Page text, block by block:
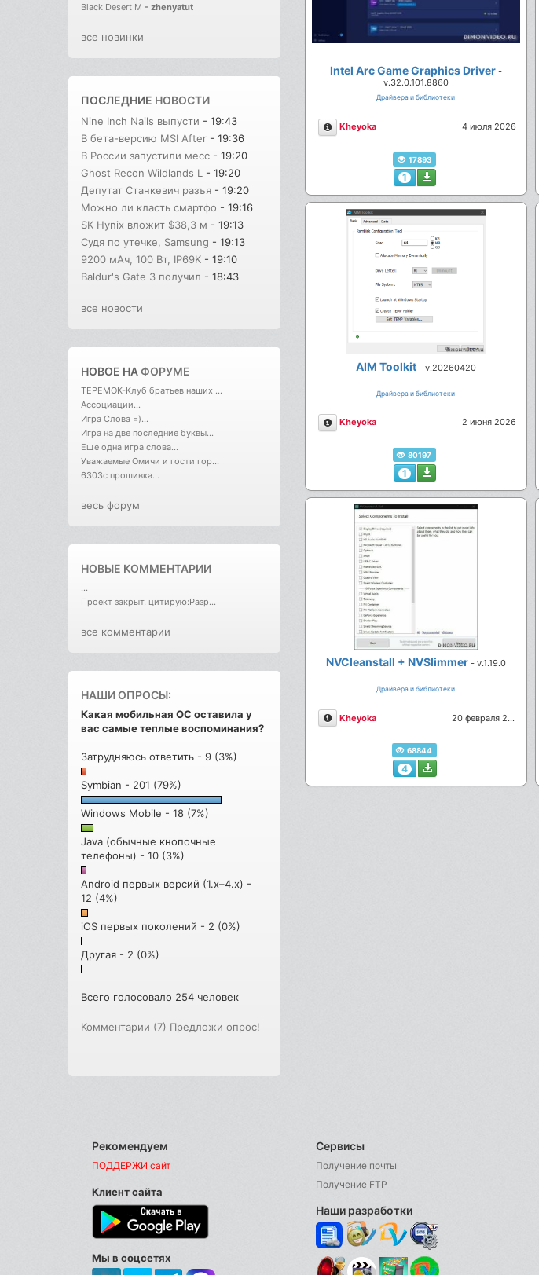
Black Desert M - zhenyatut
все новинки
ПОСЛЕДНИЕ НОВОСТИ
Nine Inch Nails выпусти - 19:43
В бета-версию MSI After - 19:36
В России запустили месс - 19:20
Ghost Recon Wildlands L - 19:20
Депутат Станкевич разъя - 19:20
Можно ли класть смартфо - 19:16
SK Hynix вложит $38,3 м - 19:13
Судя по утечке, Samsung - 19:13
9200 мАч, 100 Вт, IP69K - 19:10
Baldur's Gate 3 получил - 18:43
все новости
НОВОЕ НАФОРУМЕ
ТЕРЕМОК-Клуб братьев наших ...
Ассоциации...
Игра Слова =)...
Игра на две последние буквы...
Еще одна игра слова...
Уважаемые Омичи и гости гор...
6303с прошивка...
весь форум
НОВЫЕ КОММЕНТАРИИ
...
Проект закрыт, цитирую:Разр...
все комментарии
НАШИ ОПРОСЫ:
Какая мобильная ОС оставила у
вас самые теплые воспоминания?
Затрудняюсь ответить - 9 (3%)
Symbian - 201 (79%)
Windows Mobile - 18 (7%)
Java (обычные кнопочные
телефоны) - 10 (3%)
Android первых версий (1.x–4.x) -
12 (4%)
iOS первых поколений - 2 (0%)
Другая - 2 (0%)
Всего голосовало 254 человек
Комментарии (7) Предложи опрос!
Intel Arc Game Graphics Driver-
v.32.0.101.8860
Драйвера и библиотеки
Описание
Kheyoka 4 июля 2026
17893
1
AIM Toolkit- v.20260420
Драйвера и библиотеки
Описание
Kheyoka 2 июня 2026
80197
1
NVCleanstall + NVSlimmer- v.1.19.0
Драйвера и библиотеки
Описание
Kheyoka 20 февраля 2026
68844
4
Рекомендуем
ПОДДЕРЖИ сайт
Клиент сайта
Мы в соцсетях
Сервисы
Получение почты
Получение FTP
Наши разработки